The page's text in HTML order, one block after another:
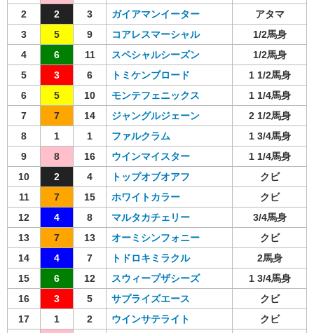
2
2 3 ガイアマンイーター
アタマ
3
5 9 コアレスマーシャル
1/2馬身
4
6 11 スペシャルシーズン
1/2馬身
5
3 6 トミケンブロード
1 1/2馬身
6
5 10 モンテフェニックス
1 1/4馬身
7
7 14 ジャングルジェーン
2 1/2馬身
8
1 1 ファルクラム
1 3/4馬身
9
8 16 ウインマイスター
1 1/4馬身
10
2 4 トップオブオアフ
クビ
11
7 15 ホワイトカラー
クビ
12
4 8 マルタカチェリー
3/4馬身
13
7 13 オーミシンフォニー
クビ
14
4 7 トドロキミラクル
2馬身
15
6 12 スウィープザシーズ
1 3/4馬身
16
3 5 サプライズエース
クビ
17
1 2 ウインサテライト
クビ